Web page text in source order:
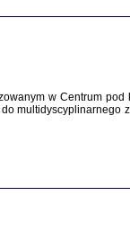
w Centrum pod
multidyscyplinarnego